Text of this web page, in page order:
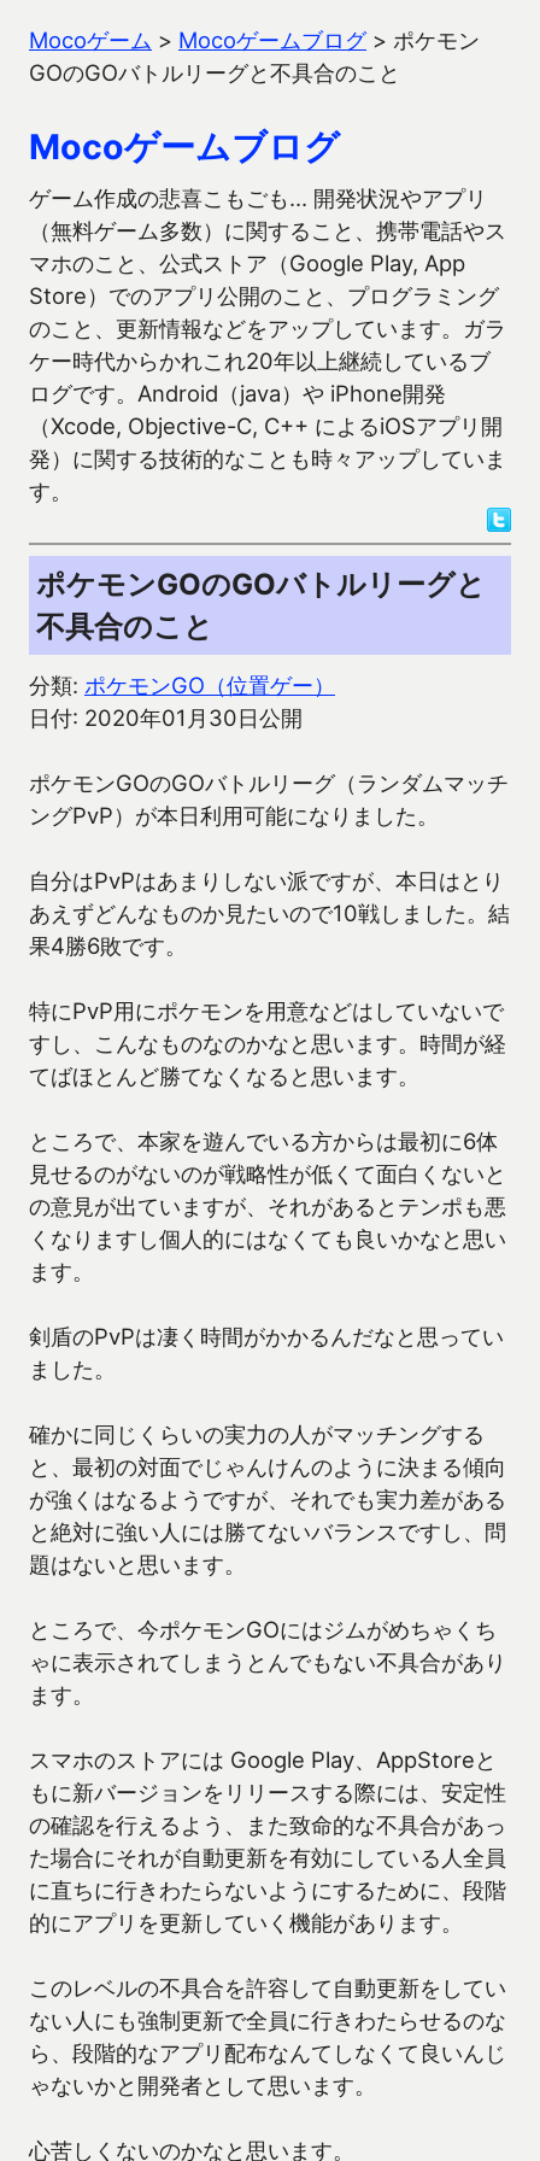
Mocoゲーム > Mocoゲームブログ> ポケモン
GOのGOバトルリーグと不具合のこと
Mocoゲームブログ
ゲーム作成の悲喜こもごも… 開発状況やアプリ
（無料ゲーム多数）に関すること、携帯電話やス
マホのこと、公式ストア（Google Play, App
Store）でのアプリ公開のこと、プログラミング
のこと、更新情報などをアップしています。ガラ
ケー時代からかれこれ20年以上継続しているブ
ログです。Android（java）や iPhone開発
（Xcode, Objective-C, C++ によるiOSアプリ開
発）に関する技術的なことも時々アップしていま
す。
ポケモンGOのGOバトルリーグと
不具合のこと
分類: ポケモンGO（位置ゲー）
日付: 2020年01月30日公開
ポケモンGOのGOバトルリーグ（ランダムマッチ
ングPvP）が本日利用可能になりました。
自分はPvPはあまりしない派ですが、本日はとり
あえずどんなものか見たいので10戦しました。結
果4勝6敗です。
特にPvP用にポケモンを用意などはしていないで
すし、こんなものなのかなと思います。時間が経
てばほとんど勝てなくなると思います。
ところで、本家を遊んでいる方からは最初に6体
見せるのがないのが戦略性が低くて面白くないと
の意見が出ていますが、それがあるとテンポも悪
くなりますし個人的にはなくても良いかなと思い
ます。
剣盾のPvPは凄く時間がかかるんだなと思ってい
ました。
確かに同じくらいの実力の人がマッチングする
と、最初の対面でじゃんけんのように決まる傾向
が強くはなるようですが、それでも実力差がある
と絶対に強い人には勝てないバランスですし、問
題はないと思います。
ところで、今ポケモンGOにはジムがめちゃくち
ゃに表示されてしまうとんでもない不具合があり
ます。
スマホのストアには Google Play、AppStoreと
もに新バージョンをリリースする際には、安定性
の確認を行えるよう、また致命的な不具合があっ
た場合にそれが自動更新を有効にしている人全員
に直ちに行きわたらないようにするために、段階
的にアプリを更新していく機能があります。
このレベルの不具合を許容して自動更新をしてい
ない人にも強制更新で全員に行きわたらせるのな
ら、段階的なアプリ配布なんてしなくて良いんじ
ゃないかと開発者として思います。
心苦しくないのかなと思います。